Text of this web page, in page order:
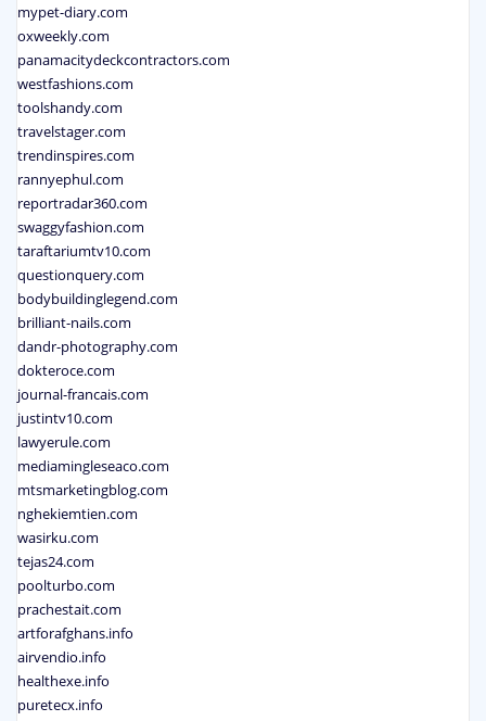
mypet-diary.com
oxweekly.com
panamacitydeckcontractors.com
westfashions.com
toolshandy.com
travelstager.com
trendinspires.com
rannyephul.com
reportradar360.com
swaggyfashion.com
taraftariumtv10.com
questionquery.com
bodybuildinglegend.com
brilliant-nails.com
dandr-photography.com
dokteroce.com
journal-francais.com
justintv10.com
lawyerule.com
mediamingleseaco.com
mtsmarketingblog.com
nghekiemtien.com
wasirku.com
tejas24.com
poolturbo.com
prachestait.com
artforafghans.info
airvendio.info
healthexe.info
puretecx.info